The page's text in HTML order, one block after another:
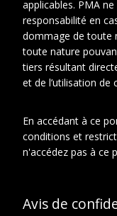
À propos
Fonds
Fonds
Sous-
Sous-
applicables. PMA
responsabilité en
dommage de toute
toute nature
tiers résultant
et de l’utilisation
En accédant à ce
conditions et
n'accédez pas à ce
Avis de